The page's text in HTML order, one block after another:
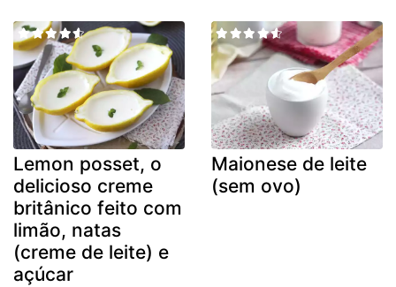
Lemon posset, o
delicioso creme
britânico feito com
limão, natas
(creme de leite) e
açúcar
Maionese de leite
(sem ovo)